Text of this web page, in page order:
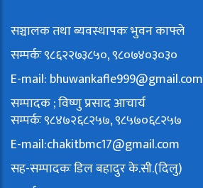
सञ्चालक तथा ब्यवस्थापकः भुवन काफ्ले
सम्पर्कः ९८६२२७३८५०, ९८०७४०३०३०
E-mail: bhuwankafle999@gmail.com
सम्पादक ; विष्णु प्रसाद आचार्य
सम्पर्कः ९८४७२६८२५७, ९८५७०६८२५७
E-mail:chakitbmc17@gmail.com
सह-सम्पादकः डिल बहादुर के.सी.(दिलु)